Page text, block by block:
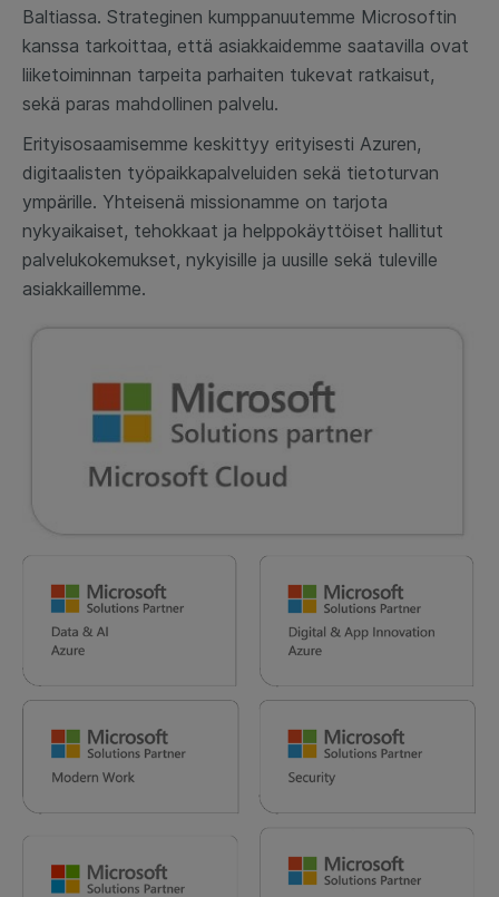
Baltiassa. Strateginen kumppanuutemme Microsoftin
kanssa tarkoittaa, että asiakkaidemme saatavilla ovat
liiketoiminnan tarpeita parhaiten tukevat ratkaisut,
sekä paras mahdollinen palvelu.
Erityisosaamisemme keskittyy erityisesti Azuren,
digitaalisten työpaikkapalveluiden sekä tietoturvan
ympärille. Yhteisenä missionamme on tarjota
nykyaikaiset, tehokkaat ja helppokäyttöiset hallitut
palvelukokemukset, nykyisille ja uusille sekä tuleville
asiakkaillemme.